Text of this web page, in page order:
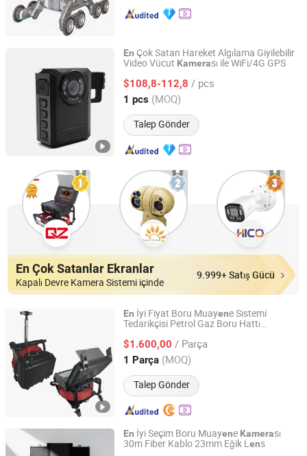
En Çok Satan Hareket Algılama Giyilebilir
Video Vücut Kamerası ile WiFi/4G GPS
$108,8-112,8 / pcs
1 pcs (MOQ)
Talep Gönder
Shenzhen Eeyelog Technology Co., Ltd.
Guangdong, China Fiyat 2023
En Çok Satanlar Ekranlar
Kapalı Devre Kamera Sistemi içinde
9.999+ Satış Gücü
En İyi Fiyat Boru Muayene Sistemi
Tedarikçisi Petrol Gaz Boru Hattı
$1.600,00 / Parça
1 Parça (MOQ)
Talep Gönder
Shenzhen Lingyue Vision Technology Co., Ltd.
Guangdong, China Fiyat 2025
En İyi Seçim Boru Muayene Kamerası
30m Fiber Kablo 23mm Eğik Lens
Shenzhen Wopson Electrical Co., Ltd.